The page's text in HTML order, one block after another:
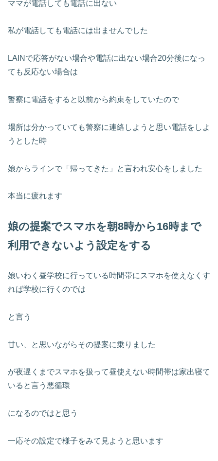
ママが電話しても電話に出ない
私が電話しても電話には出ませんでした
LAINで応答がない場合や電話に出ない場合20分後になっ
ても反応ない場合は
警察に電話をすると以前から約束をしていたので
場所は分かっていても警察に連絡しようと思い電話をしよ
うとした時
娘からラインで「帰ってきた」と言われ安心をしました
本当に疲れます
娘の提案でスマホを朝8時から16時まで
利用できないよう設定をする
娘いわく昼学校に行っている時間帯にスマホを使えなくす
れば学校に行くのでは
と言う
甘い、と思いながらその提案に乗りました
が夜遅くまでスマホを扱って昼使えない時間帯は家出寝て
いると言う悪循環
になるのではと思う
一応その設定で様子をみて見ようと思います